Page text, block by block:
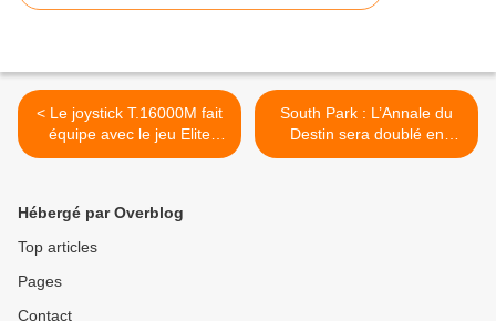
< Le joystick T.16000M fait
équipe avec le jeu Elite
Dangerous Arena
South Park : L’Annale du
Destin sera doublé en
Français >
Hébergé par Overblog
Top articles
Pages
Contact